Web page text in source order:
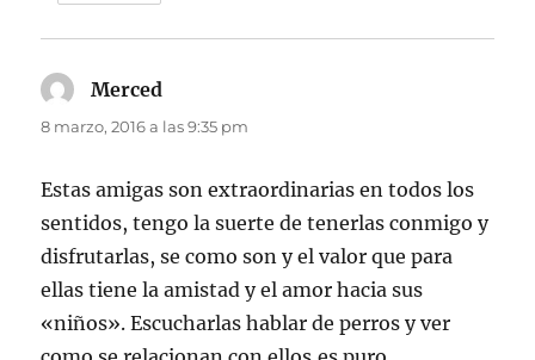
Merced
8 marzo, 2016 a las 9:35 pm
Estas amigas son extraordinarias en todos los
sentidos, tengo la suerte de tenerlas conmigo y
disfrutarlas, se como son y el valor que para
ellas tiene la amistad y el amor hacia sus
«niños». Escucharlas hablar de perros y ver